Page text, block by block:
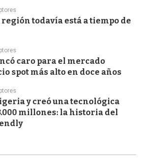
región todavía está a tiempo de
caro para el mercado
spot más alto en doce años
y creó una tecnológica
millones: la historia del